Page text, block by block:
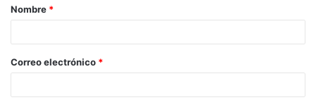
Nombre *
Correo electrónico *